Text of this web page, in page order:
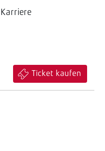
Ticket kaufen